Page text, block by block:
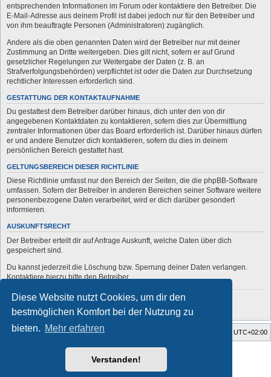
Diese Website nutzt Cookies, um dir den
bestmöglichen Komfort bei der Nutzung zu
bieten. Mehr erfahren
Verstanden!
entsprechenden Informationen im Forum oder kontaktiere den Betreiber. Die
E-Mail-Adresse aus deinem Profil ist dabei jedoch nur für den Betreiber und
von ihm beauftragte Personen (Administratoren) zugänglich.
Andere als die oben genannten Daten wird der Betreiber nur mit deiner
Zustimmung an Dritte weitergeben. Dies gilt nicht, sofern er auf Grund
gesetzlicher Regelungen zur Weitergabe der Daten (z. B. an
Strafverfolgungsbehörden) verpflichtet ist oder die Daten zur Durchsetzung
rechtlicher Interessen erforderlich sind.
GESTATTUNG DER KONTAKTAUFNAHME
Du gestattest dem Betreiber darüber hinaus, dich unter den von dir
angegebenen Kontaktdaten zu kontaktieren, sofern dies zur Übermittlung
zentraler Informationen über das Board erforderlich ist. Darüber hinaus dürfen
er und andere Benutzer dich kontaktieren, sofern du dies in deinem
persönlichen Bereich gestattet hast.
GELTUNGSBEREICH DIESER RICHTLINIE
Diese Richtlinie umfasst nur den Bereich der Seiten, die die phpBB-Software
umfassen. Sofern der Betreiber in anderen Bereichen seiner Software weitere
personenbezogene Daten verarbeitet, wird er dich darüber gesondert
informieren.
AUSKUNFTSRECHT
Der Betreiber erteilt dir auf Anfrage Auskunft, welche Daten über dich
gespeichert sind.
Du kannst jederzeit die Löschung bzw. Sperrung deiner Daten verlangen.
Kontaktiere hierzu bitte den Betreiber.
Zurück zur vorherigen Seite
Startseite Foren-Übersicht UTC+02:00
forum
Powered byphpBB® Forum Software © phpBB Limited
phpBB.de